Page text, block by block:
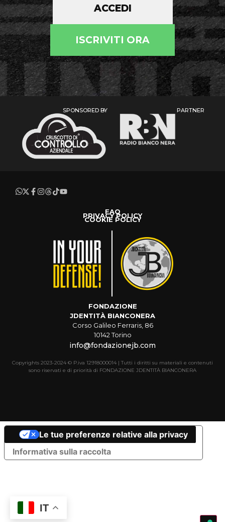
ACCEDI
ISCRIVITI ORA
SPONSORED BY PARTNER
FAQ
PRIVACY POLICY
COOKIE POLICY
FONDAZIONE
JDENTITÀ BIANCONERA
Corso Galileo Ferraris, 86
10142 Torino
info@fondazionejb.com
Copyrights 2023-2024 © P.iva 12918000014 | Tutti i diritti su materiali e contenuti
sono riservati e di priorità di FONDAZIONE JDENTITÀ BIANCONERA
IT
Informativa sulla raccolta
Le tue preferenze relative alla privacy